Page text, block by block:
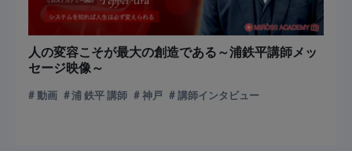
人の変容こそが最大の創造である～浦鉄平講師メッ
セージ映像～
動画 浦 鉄平 講師 神戸 講師インタビュー